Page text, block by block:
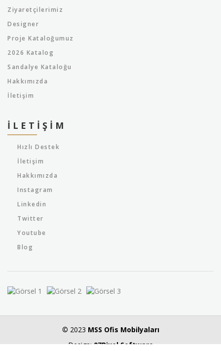
Ziyaretçilerimiz
Designer
Proje Kataloğumuz
2026 Katalog
Sandalye Kataloğu
Hakkımızda
İletişim
İLETIŞIM
Hızlı Destek
İletişim
Hakkımızda
Instagram
Linkedin
Twitter
Youtube
Blog
© 2023 MSS Ofis Mobilyaları
Design:07Pixel Software